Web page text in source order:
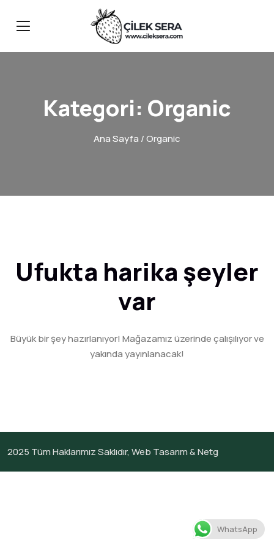
Kategori: Organic
Ana Sayfa / Organic
Ufukta harika şeyler
var
Büyük bir şey hazırlanıyor! Mağazamız üzerinde çalışılıyor ve
yakında yayınlanacak!
2025 Tüm Haklarımız Saklıdır,Web Tasarım &Netg
WhatsApp